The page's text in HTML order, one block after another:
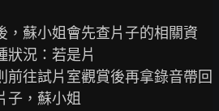
，蘇小姐會先查片子的相關資
狀況：若是片
前往試片室觀賞後再拿錄音帶回
子，蘇小姐